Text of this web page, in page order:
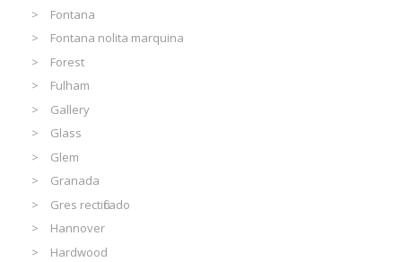
Fontana
Fontana nolita marquina
Forest
Fulham
Gallery
Glass
Glem
Granada
Gres rectificado
Hannover
Hardwood